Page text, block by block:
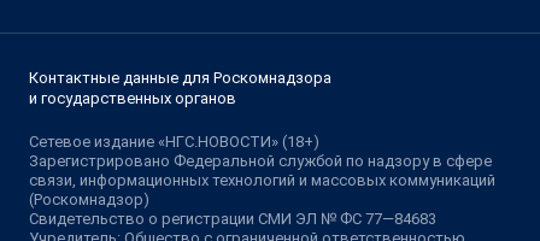
Контактные данные для Роскомнадзора
и государственных органов
Сетевое издание «НГС.НОВОСТИ» (18+)
Зарегистрировано Федеральной службой по надзору в сфере
связи, информационных технологий и массовых коммуникаций
(Роскомнадзор)
Свидетельство о регистрации СМИ ЭЛ № ФС 77—84683